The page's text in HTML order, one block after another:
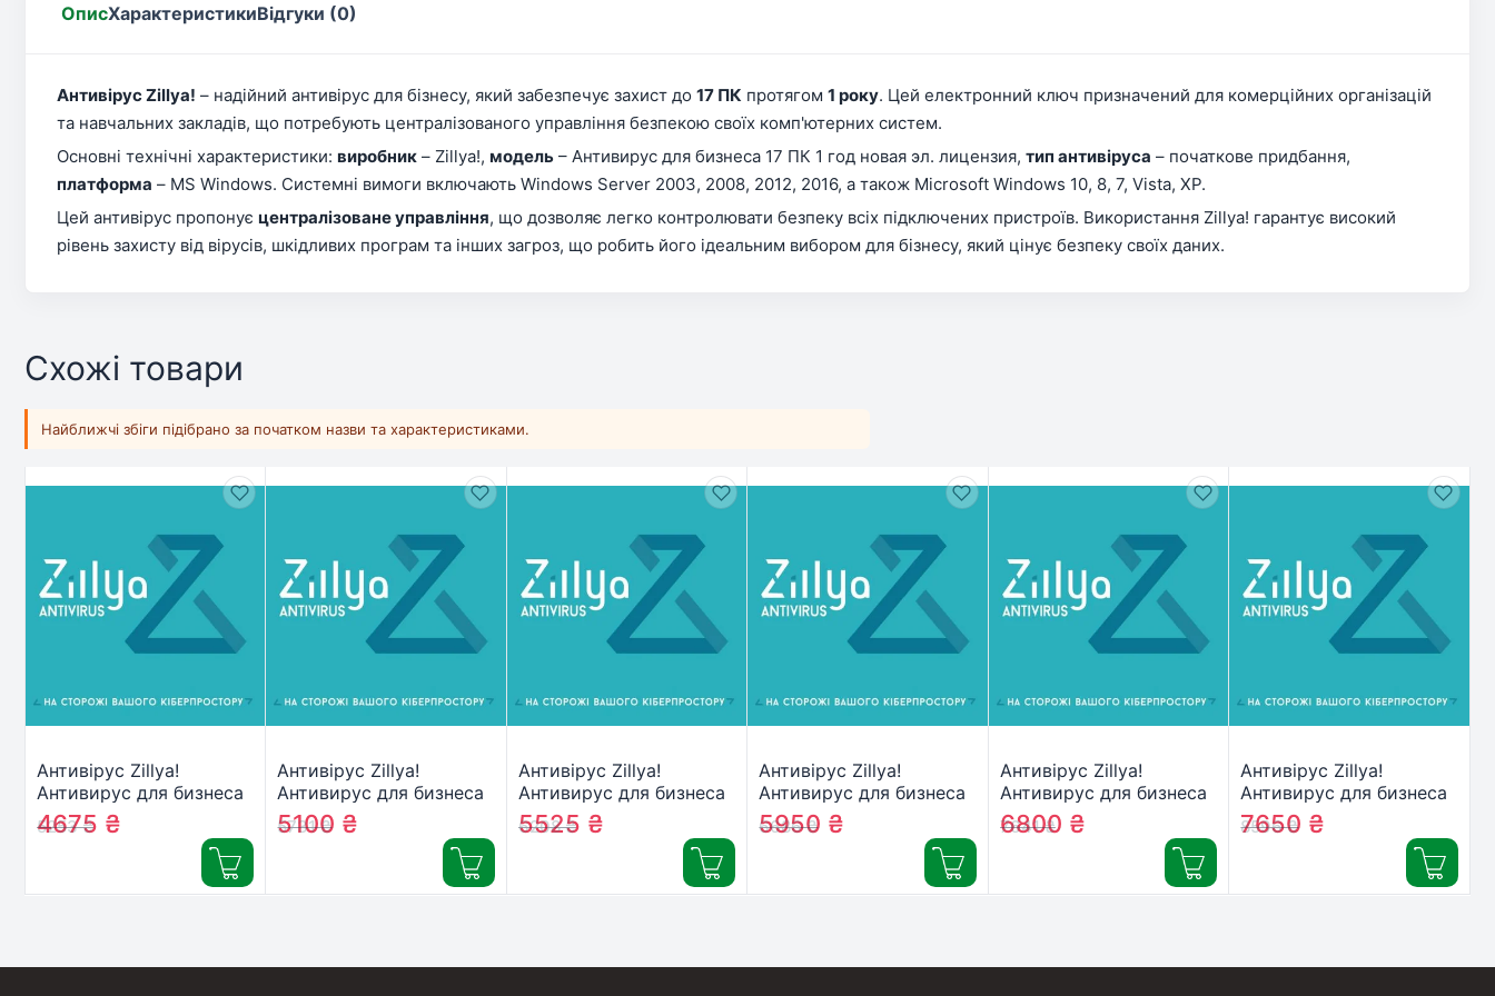
ОписХарактеристикиВідгуки (0)
Антивірус Zillya! – надійний антивірус для бізнесу, який забезпечує захист до 17 ПК протягом 1 року. Цей електронний ключ призначений для комерційних організацій
та навчальних закладів, що потребують централізованого управління безпекою своїх комп'ютерних систем.
Основні технічні характеристики: виробник – Zillya!, модель – Антивирус для бизнеса 17 ПК 1 год новая эл. лицензия, тип антивіруса – початкове придбання,
платформа – MS Windows. Системні вимоги включають Windows Server 2003, 2008, 2012, 2016, а також Microsoft Windows 10, 8, 7, Vista, XP.
Цей антивірус пропонує централізоване управління, що дозволяє легко контролювати безпеку всіх підключених пристроїв. Використання Zillya! гарантує високий
рівень захисту від вірусів, шкідливих програм та інших загроз, що робить його ідеальним вибором для бізнесу, який цінує безпеку своїх даних.
Схожі товари
Найближчі збіги підібрано за початком назви та характеристиками.
Антивірус Zillya!
Антивирус для бизнеса
11 ПК 1 год новая эл.
лицензия (ZAB-1y-11pc)
5253₴
4675 ₴
Антивірус Zillya!
Антивирус для бизнеса
12 ПК 1 год новая эл.
лицензия (ZAB-1y-12pc)
5731₴
5100 ₴
Антивірус Zillya!
Антивирус для бизнеса
13 ПК 1 год новая эл.
лицензия (ZAB-1y-13pc)
6208₴
5525 ₴
Антивірус Zillya!
Антивирус для бизнеса
14 ПК 1 год новая эл.
лицензия (ZAB-1y-14pc)
6686₴
5950 ₴
Антивірус Zillya!
Антивирус для бизнеса
16 ПК 1 год новая эл.
лицензия (ZAB-1y-16pc)
7641₴
6800 ₴
Антивірус Zillya!
Антивирус для бизнеса
18 ПК 1 год новая эл.
лицензия (ZAB-1y-18pc)
8596₴
7650 ₴